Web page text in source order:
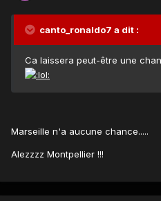
canto_ronaldo7 a dit :
Ca laissera peut-être une
Marseille n'a aucune chance.....
Alezzzz Montpellier !!!